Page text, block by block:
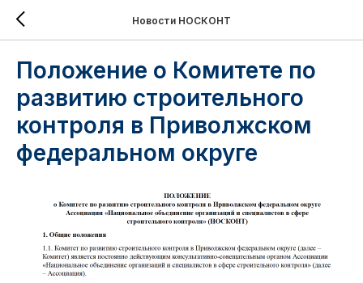
Новости НОСКОНТ
Положение о Комитете по
развитию строительного
контроля в Приволжском
федеральном округе